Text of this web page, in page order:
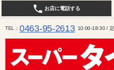
お店に電話する
TEL 0463-95-2613 10:00-18:30 /